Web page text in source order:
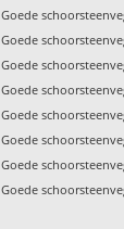
Goede
Goede
Goede
Goede
Goede
Goede
Goede
Goede